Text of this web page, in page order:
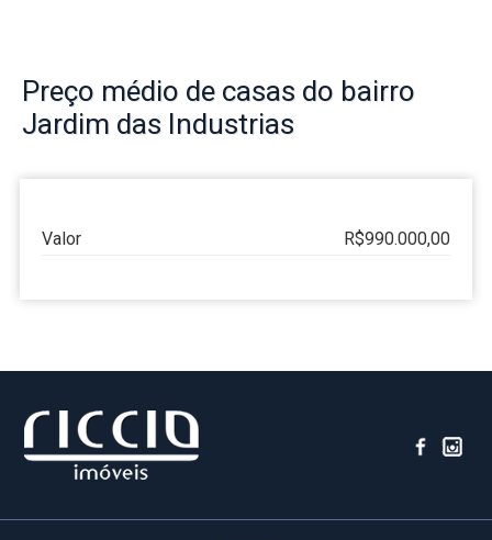
Preço médio de casas do bairro
Jardim das Industrias
Valor R$990.000,00